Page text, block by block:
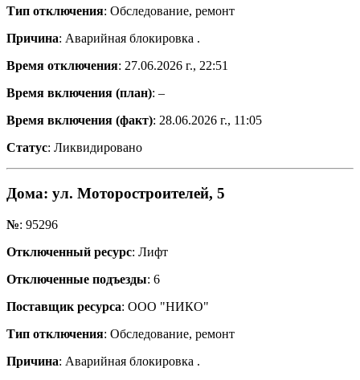
Тип отключения: Обследование, ремонт
Причина: Аварийная блокировка .
Время отключения: 27.06.2026 г., 22:51
Время включения (план): –
Время включения (факт): 28.06.2026 г., 11:05
Статус: Ликвидировано
Дома: ул. Моторостроителей, 5
№: 95296
Отключенный ресурс: Лифт
Отключенные подъезды: 6
Поставщик ресурса: ООО "НИКО"
Тип отключения: Обследование, ремонт
Причина: Аварийная блокировка .